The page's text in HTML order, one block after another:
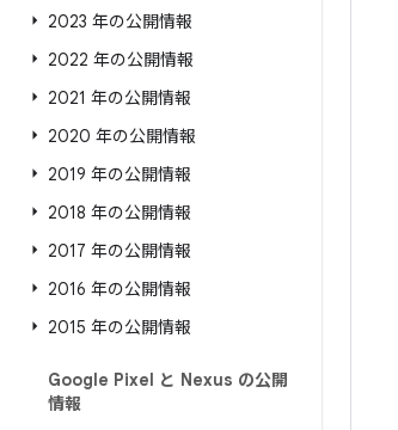
2023 年の公開情報
2022 年の公開情報
2021 年の公開情報
2020 年の公開情報
2019 年の公開情報
2018 年の公開情報
2017 年の公開情報
2016 年の公開情報
2015 年の公開情報
Google Pixel と Nexus の公開
情報